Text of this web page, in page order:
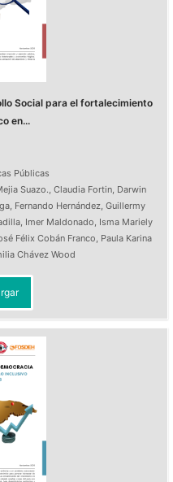
Social para el fortalecimiento
en...
Públicas
Suazo., Claudia Fortin, Darwin
, Fernando Hernández, Guillermy
, Imer Maldonado, Isma Mariely
Félix Cobán Franco, Paula Karina
Chávez Wood